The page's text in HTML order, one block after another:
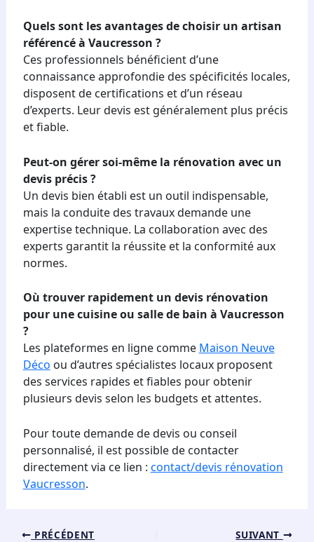
Quels sont les avantages de choisir un artisan
référencé à Vaucresson ?
Ces professionnels bénéficient d’une
connaissance approfondie des spécificités locales,
disposent de certifications et d’un réseau
d’experts. Leur devis est généralement plus précis
et fiable.
Peut-on gérer soi-même la rénovation avec un
devis précis ?
Un devis bien établi est un outil indispensable,
mais la conduite des travaux demande une
expertise technique. La collaboration avec des
experts garantit la réussite et la conformité aux
normes.
Où trouver rapidement un devis rénovation
pour une cuisine ou salle de bain à Vaucresson
?
Les plateformes en ligne comme Maison Neuve
Déco ou d’autres spécialistes locaux proposent
des services rapides et fiables pour obtenir
plusieurs devis selon les budgets et attentes.
Pour toute demande de devis ou conseil
personnalisé, il est possible de contacter
directement via ce lien : contact/devis rénovation
Vaucresson.
PRÉCÉDENT SUIVANT